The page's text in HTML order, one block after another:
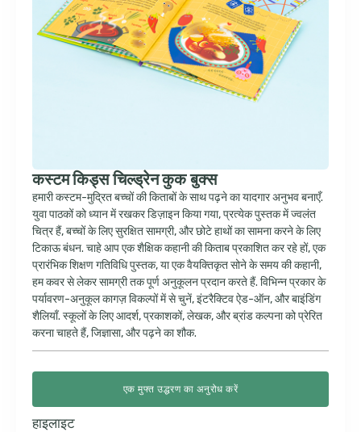
कस्टम किड्स चिल्ड्रेन कुक बुक्स
हमारी कस्टम-मुद्रित बच्चों की किताबों के साथ पढ़ने का यादगार अनुभव बनाएँ.
युवा पाठकों को ध्यान में रखकर डिज़ाइन किया गया, प्रत्येक पुस्तक में ज्वलंत
चित्र हैं, बच्चों के लिए सुरक्षित सामग्री, और छोटे हाथों का सामना करने के लिए
टिकाऊ बंधन. चाहे आप एक शैक्षिक कहानी की किताब प्रकाशित कर रहे हों, एक
प्रारंभिक शिक्षण गतिविधि पुस्तक, या एक वैयक्तिकृत सोने के समय की कहानी,
हम कवर से लेकर सामग्री तक पूर्ण अनुकूलन प्रदान करते हैं. विभिन्न प्रकार के
पर्यावरण-अनुकूल कागज़ विकल्पों में से चुनें, इंटरैक्टिव ऐड-ऑन, और बाइंडिंग
शैलियाँ. स्कूलों के लिए आदर्श, प्रकाशकों, लेखक, और ब्रांड कल्पना को प्रेरित
करना चाहते हैं, जिज्ञासा, और पढ़ने का शौक.
एक मुफ्त उद्धरण का अनुरोध करें
हाइलाइट